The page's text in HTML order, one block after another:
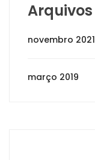
Arquivos
novembro 2021
março 2019